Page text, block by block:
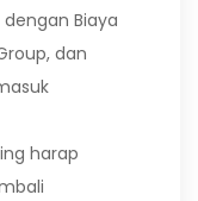
Biaya
dan
harap